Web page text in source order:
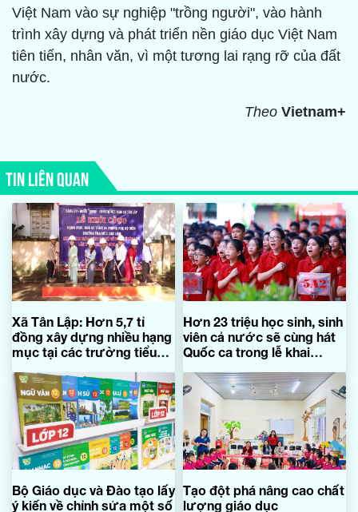
Việt Nam vào sự nghiệp "trồng người", vào hành
trình xây dựng và phát triển nền giáo dục Việt Nam
tiên tiến, nhân văn, vì một tương lai rạng rỡ của đất
nước.
Theo Vietnam+
TIN LIÊN QUAN
Xã Tân Lập: Hơn 5,7 tỉ
đồng xây dựng nhiều hạng
mục tại các trường tiểu
Hơn 23 triệu học sinh, sinh
viên cả nước sẽ cùng hát
Quốc ca trong lễ khai
Bộ Giáo dục và Đào tạo lấy
ý kiến về chỉnh sửa một số
Tạo đột phá nâng cao chất
lượng giáo dục